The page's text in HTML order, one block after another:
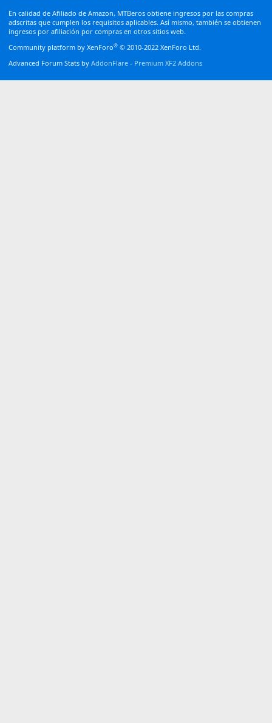
En calidad de Afiliado de Amazon, MTBeros obtiene ingresos por las compras
adscritas que cumplen los requisitos aplicables. Así mismo, también se obtienen
ingresos por afiliación por compras en otros sitios web.
Community platform by XenForo® © 2010-2022 XenForo Ltd.
Advanced Forum Stats by AddonFlare - Premium XF2 Addons